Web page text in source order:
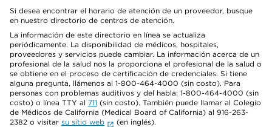
Si desea encontrar el horario de atención de un proveedor, busque
en nuestro directorio de centros de atención.
La información de este directorio en línea se actualiza
periódicamente. La disponibilidad de médicos, hospitales,
proveedores y servicios puede cambiar. La información acerca de un
profesional de la salud nos la proporciona el profesional de la salud o
se obtiene en el proceso de certificación de credenciales. Si tiene
alguna pregunta, llámenos al 1-800-464-4000 (sin costo). Para
personas con problemas auditivos y del habla: 1-800-464-4000 (sin
costo) o línea TTY al 711 (sin costo). También puede llamar al Colegio
de Médicos de California (Medical Board of California) al 916-263-
2382 o visitar su sitio web
(en inglés).